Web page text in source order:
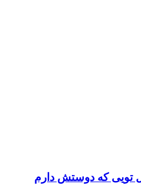
تویی که دوستش دارم